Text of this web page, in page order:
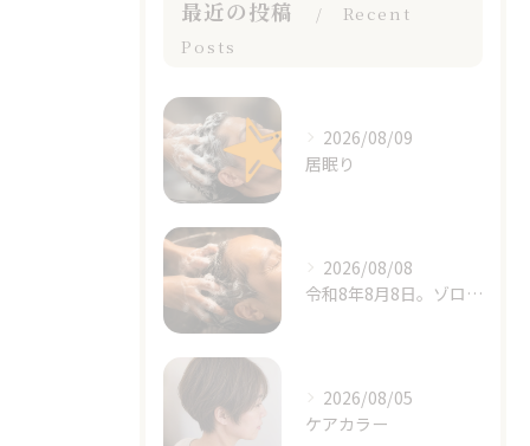
最近の投稿
Recent
Posts
2026/08/09
居眠り
2026/08/08
令和8年8月8日。ゾロ目の日と立秋、季節の変わり目に思うこと
2026/08/05
ケアカラー